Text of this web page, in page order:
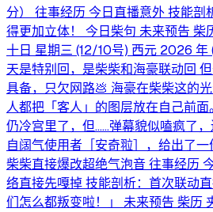
分） 往事经历 今日直播意外 技能剖
得更加立体！ 今日柴句 未来预告 柴
十日 星期三 (12/10号) 西元 2026 年
天是特别回，是柴柴和海豪联动回
具备，只欠网路💩 海豪在柴柴这的
人都把「客人」的图层放在自己前
仍冷宫里了，但……弹幕貌似嗑疯了
自阔气使用者［安奇翋］，给出了一
柴柴直接爆改超绝气泡音 往事经历
络直接先嘎掉 技能剖析：首次联动
们怎么都叛变啦！」 未来预告 柴历